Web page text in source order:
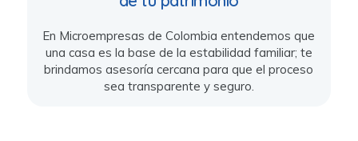
En Microempresas de Colombia entendemos que
una casa es la base de la estabilidad familiar; te
brindamos asesoría cercana para que el proceso
sea transparente y seguro.